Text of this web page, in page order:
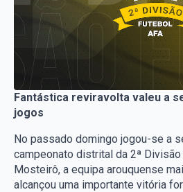
Fantástica reviravolta valeu a
jogos
No passado domingo jogou-se a
campeonato distrital da 2ª
Mosteirô, a equipa arouquense
alcançou uma importante vitória